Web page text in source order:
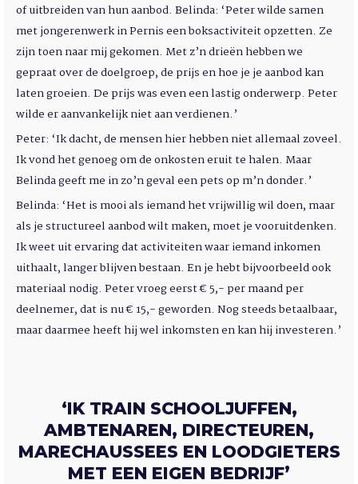
of uitbreiden van hun aanbod. Belinda: ‘Peter wilde samen
met jongerenwerk in Pernis een boksactiviteit opzetten. Ze
zijn toen naar mij gekomen. Met z’n drieën hebben we
gepraat over de doelgroep, de prijs en hoe je je aanbod kan
laten groeien. De prijs was even een lastig onderwerp. Peter
wilde er aanvankelijk niet aan verdienen.’
Peter: ‘Ik dacht, de mensen hier hebben niet allemaal zoveel.
Ik vond het genoeg om de onkosten eruit te halen. Maar
Belinda geeft me in zo’n geval een pets op m’n donder.’
Belinda: ‘Het is mooi als iemand het vrijwillig wil doen, maar
als je structureel aanbod wilt maken, moet je vooruitdenken.
Ik weet uit ervaring dat activiteiten waar iemand inkomen
uithaalt, langer blijven bestaan. En je hebt bijvoorbeeld ook
materiaal nodig. Peter vroeg eerst € 5,- per maand per
deelnemer, dat is nu € 15,- geworden. Nog steeds betaalbaar,
maar daarmee heeft hij wel inkomsten en kan hij investeren.’
‘IK TRAIN SCHOOLJUFFEN,
AMBTENAREN, DIRECTEUREN,
MARECHAUSSEES EN LOODGIETERS
MET EEN EIGEN BEDRIJF’